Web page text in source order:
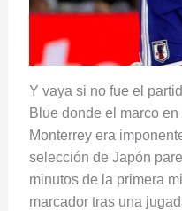
Y vaya si no fue el
Blue donde el marco
Monterrey era
selección de Japón
minutos de la primera
marcador tras una